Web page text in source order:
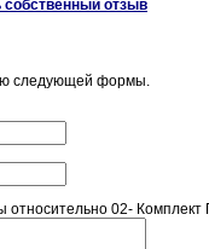
собственный отзыв
следующей формы.
02- Комплект